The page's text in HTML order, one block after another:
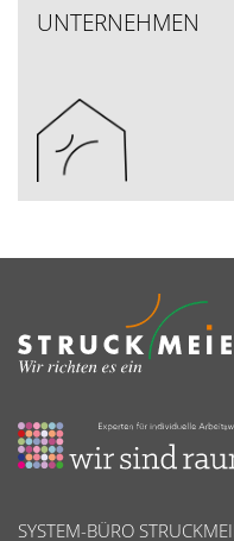
UNTERNEHMEN
SYSTEM-BÜRO